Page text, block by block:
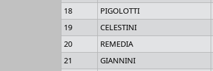
18
PIGOLOTTI
19
CELESTINI
20
REMEDIA
21
GIANNINI